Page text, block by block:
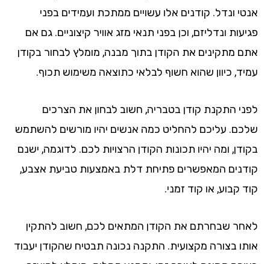
ונדל. קודנים אלו עשויים ממתכת ועמידים בפני
ונדליזם, וכן בפני תנאי מזג אוויר קיצוניים. גם אם
מתקינים את הקודן בתוך מבנה, מומלץ לבחור בקודן
כיוון שהוא חשוף לבלאי כתוצאה משימוש תכוף.
התקנת קודן בטבריה, חשוב לבחון את הצרכים
עליכם להחליט כמה אנשים יהיו מורשים להשתמש
ומה יהיו תכונות הקודן הרצויות לכם. לדוגמה, ישנם
המאפשרים פתיחת דלת באמצעות טביעת אצבע,
קבוע, או קוד זמני.
שבחרתם את הקודן המתאים לכם, חשוב להתקין
בצורה מקצועית. התקנה נכונה תבטיח שהקודן יעבוד